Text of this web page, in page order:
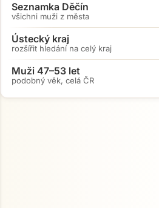
Seznamka Děčín
všichni muži z města
Ústecký kraj
rozšířit hledání na celý kraj
Muži 47–53 let
podobný věk, celá ČR